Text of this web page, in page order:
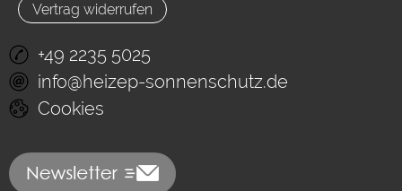
Vertrag widerrufen
+49 2235 5025
info@heizep-sonnenschutz.de
Cookies